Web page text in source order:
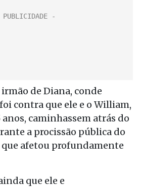
de Diana, conde
contra que ele e o William,
anos, caminhassem atrás do
a procissão pública do
afetou profundamente
que ele e